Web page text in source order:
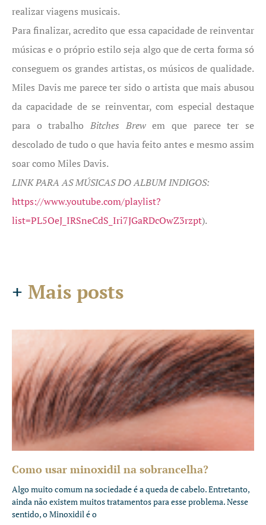
realizar viagens musicais.
Para finalizar, acredito que essa capacidade de reinventar
músicas e o próprio estilo seja algo que de certa forma só
conseguem os grandes artistas, os músicos de qualidade.
Miles Davis me parece ter sido o artista que mais abusou
da capacidade de se reinventar, com especial destaque
para o trabalho Bitches Brewem que parece ter se
descolado de tudo o que havia feito antes e mesmo assim
soar como Miles Davis.
LINK PARA AS MÚSICAS DO ALBUM INDIGOS:
https://www.youtube.com/playlist?
list=PL5OeJ_IRSneCdS_Iri7JGaRDcOwZ3rzpt).
+ Mais posts
Como usar minoxidil na sobrancelha?
Algo muito comum na sociedade é a queda de cabelo. Entretanto,
ainda não existem muitos tratamentos para esse problema. Nesse
sentido, o Minoxidil é o